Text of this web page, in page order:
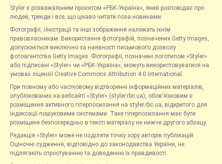
Styler є розважальним проєктом «РБК-Україна», який розповідає про
людей, тренди і все, що цікаво читати поза новинами.
Фотографії, ілюстрації та інші зображення належать їхнім
правовласникам. Використання фотографій, позначених Getty Images,
допускається виключно за наявності письмового дозволу
фотоагентства Getty Images. Фотографії, позначені логотипом «Styler»
або підписані «Styler» чи «РБК-Україна», можуть використовуватися на
умовах ліцензії Creative Commons Attribution 4.0 International.
При повному або частковому відтворенні інформаційних матеріалів,
опублікованих на вебсайті «Styler» (styler.rbc.ua), обов'язковим є
розміщення активного гіперпосилання на styler.rbc.ua, відкритого для
індексації пошуковими системами. Таке гіперпосилання має бути
розміщене безпосередньо в тексті матеріалу не нижче другого абзацу.
Редакція «Styler» може не поділяти точку зору авторів публікацій.
Оціночні судження, відповідно до законодавства України, не
підлягають спростуванню та доведенню їх правдивості.